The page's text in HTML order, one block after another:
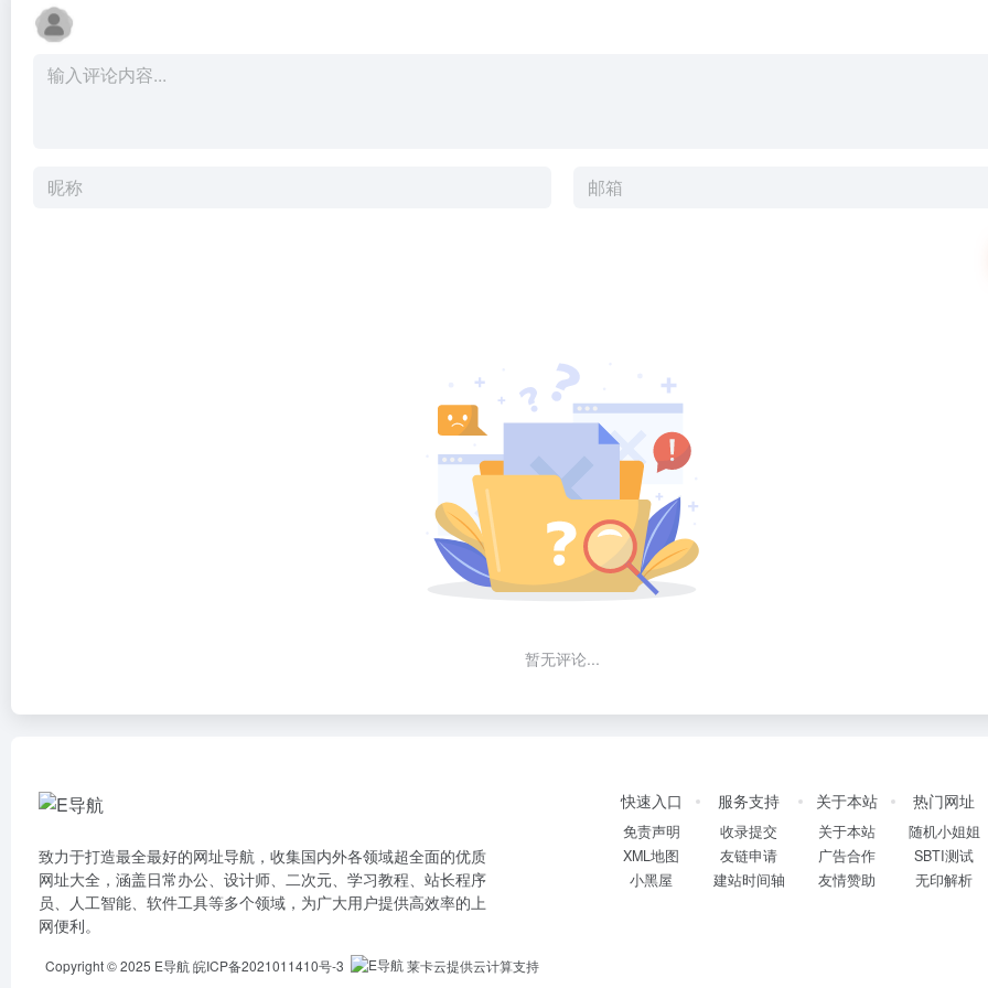
暂无评论...
致力于打造最全最好的网址导航，收集国内外各领域超全面的优质
网址大全，涵盖日常办公、设计师、二次元、学习教程、站长程序
员、人工智能、软件工具等多个领域，为广大用户提供高效率的上
网便利。
快速入口
免责声明
XML地图
小黑屋
服务支持
收录提交
友链申请
建站时间轴
关于本站
关于本站
广告合作
友情赞助
热门网址
随机小姐姐
SBTI测试
无印解析
Copyright © 2025 E导航皖ICP备2021011410号-3 莱卡云提供云计算支持